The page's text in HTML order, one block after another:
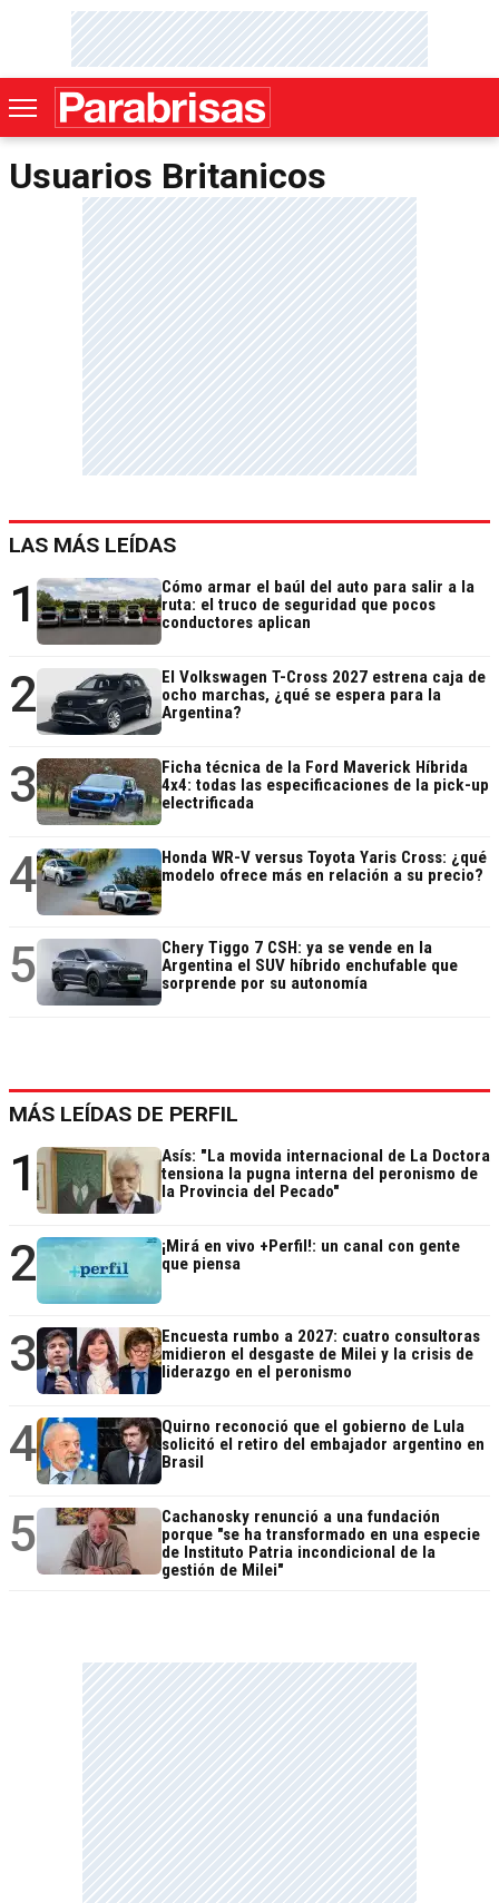
Usuarios Britanicos
LAS MÁS LEÍDAS
1
Cómo armar el baúl del auto para salir a la
ruta: el truco de seguridad que pocos
conductores aplican
2
El Volkswagen T-Cross 2027 estrena caja de
ocho marchas, ¿qué se espera para la
Argentina?
3
Ficha técnica de la Ford Maverick Híbrida
4x4: todas las especificaciones de la pick-up
electrificada
4
Honda WR-V versus Toyota Yaris Cross: ¿qué
modelo ofrece más en relación a su precio?
5
Chery Tiggo 7 CSH: ya se vende en la
Argentina el SUV híbrido enchufable que
sorprende por su autonomía
MÁS LEÍDAS DE PERFIL
1
Asís: "La movida internacional de La Doctora
tensiona la pugna interna del peronismo de
la Provincia del Pecado"
2
¡Mirá en vivo +Perfil!: un canal con gente
que piensa
3
Encuesta rumbo a 2027: cuatro consultoras
midieron el desgaste de Milei y la crisis de
liderazgo en el peronismo
4
Quirno reconoció que el gobierno de Lula
solicitó el retiro del embajador argentino en
Brasil
5
Cachanosky renunció a una fundación
porque "se ha transformado en una especie
de Instituto Patria incondicional de la
gestión de Milei"